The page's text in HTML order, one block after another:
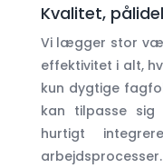
Kvalitet,
Vi lægger stor
effektivitet i alt,
kun dygtige
kan tilpasse sig
hurtigt